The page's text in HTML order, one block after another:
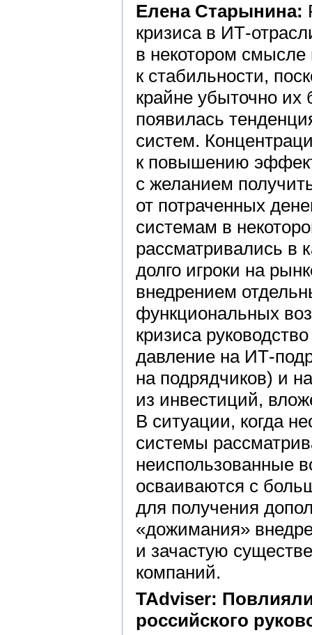
Елена Старынина:
кризиса в ИТ-
в некотором
к стабильности,
крайне убыточно их
появилась
систем.
к повышению
с желанием
от потраченных
системам в
рассматривались в
долго игроки на
внедрением
функциональных
кризиса
давление на ИТ-
на подрядчиков) и
из инвестиций,
В ситуации, когда
системы
неиспользованные
осваиваются с
для получения
«дожимания»
и зачастую
компаний.
TAdviser:
российского